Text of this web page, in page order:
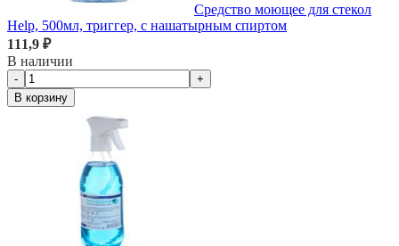
Средство моющее для стекол
Help, 500мл, триггер, с нашатырным спиртом
111,9 ₽
В наличии
-
+
В корзину